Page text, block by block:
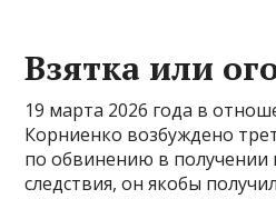
Взятка или
19 марта 2026 года в
Корниенко возбуждено
по обвинению в получении
следствия, он якобы